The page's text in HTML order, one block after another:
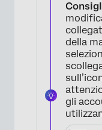
della
gli